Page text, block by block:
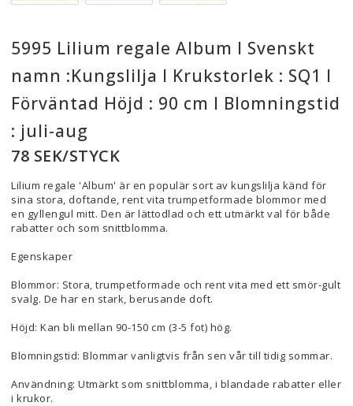
5995 Lilium regale Album I Svenskt
namn :Kungslilja I Krukstorlek : SQ1 I
Förväntad Höjd : 90 cm I Blomningstid
: juli-aug
78 SEK/STYCK
Lilium regale 'Album' är en populär sort av kungslilja känd för
sina stora, doftande, rent vita trumpetformade blommor med
en gyllengul mitt. Den är lättodlad och ett utmärkt val för både
rabatter och som snittblomma.
Egenskaper
Blommor: Stora, trumpetformade och rent vita med ett smör-gult
svalg. De har en stark, berusande doft.
Höjd: Kan bli mellan 90-150 cm (3-5 fot) hög.
Blomningstid: Blommar vanligtvis från sen vår till tidig sommar.
Användning: Utmärkt som snittblomma, i blandade rabatter eller
i krukor.